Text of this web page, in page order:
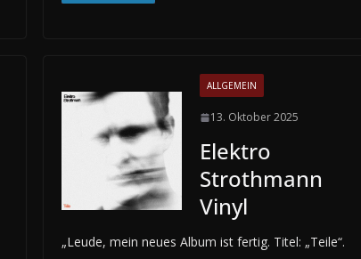
ALLGEMEIN
13. Oktober 2025
Elektro
Strothmann
Vinyl
„Leude, mein neues Album ist fertig. Titel: „Teile“.